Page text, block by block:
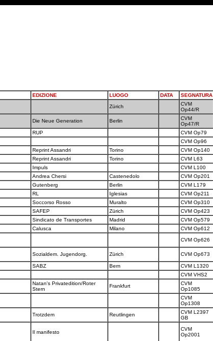
EDIZIONE LUOGO DATA SEGNATURA
Zürich
CVM
Op44/R
Die Neue Generation Berlin
CVM
Op47/R
RUP CVM Op79
CVM Op96
Reprint Assandri Torino CVM Op140
Reprint Assandri Torino CVM L63
Impuls CVM L100
Andrea Chersi Castenedolo CVM Op201
Gutenberg Berlin CVM L179
RL Iglesias CVM Op211
Soccorso Rosso Muralto CVM Op310
SAFEP Zürich CVM Op423
Sindicato de Transportes Madrid CVM Op579
Calusca Milano CVM Op612
CVM Op626
Sozialdem. Jugendorg. Zürich CVM Op673
SABZ Bern CVM L1320
CVM VHS2
Natan's Privatedition/Roter
Stern
Frankfurt
CVM
Op1085
CVM
Op1308
Trotzdem Reutlingen
CVM L2397
GB
Il manifesto
CVM
Op2001